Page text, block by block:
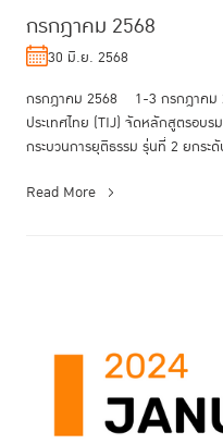
กรกฎาคม 2568
30 มิ.ย. 2568
กรกฎาคม 2568 1-3 กรกฎาคม
ประเทศไทย (TIJ) จัดหลักสูตรอบ
กระบวนการยุติธรรม รุ่นที่ 2 ยกระ
Read More